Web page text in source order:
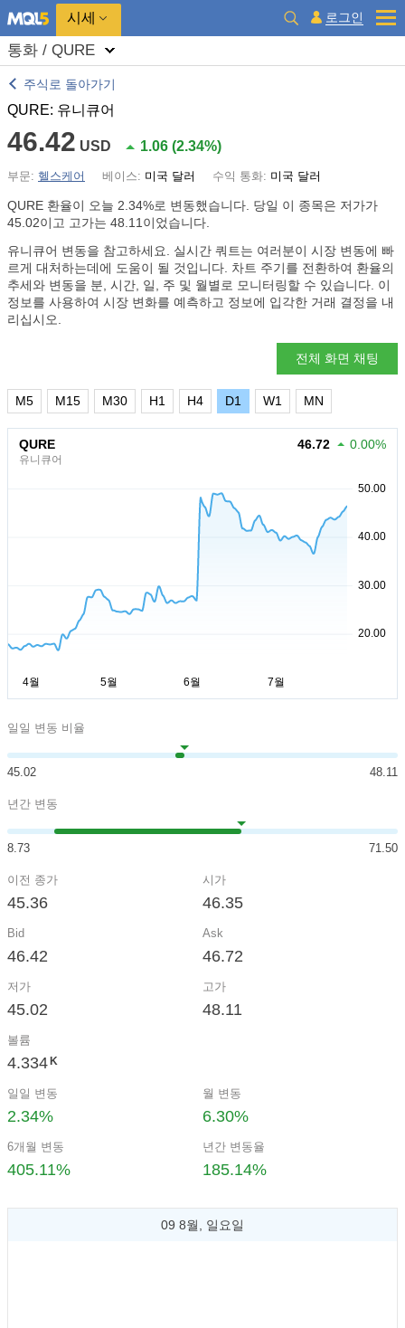
시세 로그인
통화 / QURE
주식로 돌아가기
QURE: 유니큐어
46.42 USD 1.06 (2.34%)
부문: 헬스케어 베이스: 미국 달러 수익 통화: 미국 달러
QURE 환율이 오늘 2.34%로 변동했습니다. 당일 이 종목은 저가가
45.02이고 고가는 48.11이었습니다.
유니큐어 변동을 참고하세요. 실시간 쿼트는 여러분이 시장 변동에 빠
르게 대처하는데에 도움이 될 것입니다. 차트 주기를 전환하여 환율의
추세와 변동을 분, 시간, 일, 주 및 월별로 모니터링할 수 있습니다. 이
정보를 사용하여 시장 변화를 예측하고 정보에 입각한 거래 결정을 내
리십시오.
전체 화면 채팅
M5 M15 M30 H1 H4 D1 W1 MN
QURE
유니큐어
46.72 0.00%
일일 변동 비율
45.02 48.11
년간 변동
8.73 71.50
이전 종가
45.36
시가
46.35
Bid
46.42
Ask
46.72
저가
45.02
고가
48.11
볼륨
4.334 K
일일 변동
2.34%
월 변동
6.30%
6개월 변동
405.11%
년간 변동율
185.14%
09 8월, 일요일